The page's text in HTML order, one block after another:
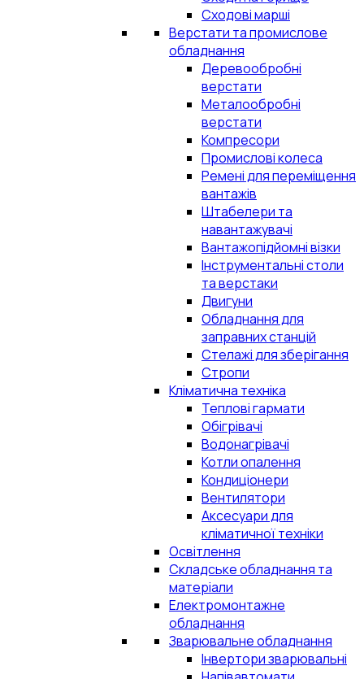
Сходові марші
Верстати та промислове
обладнання
Деревообробні
верстати
Металообробні
верстати
Компресори
Промислові колеса
Ремені для переміщення
вантажів
Штабелери та
навантажувачі
Вантажопідйомні візки
Інструментальні столи
та верстаки
Двигуни
Обладнання для
заправних станцій
Стелажі для зберігання
Стропи
Кліматична техніка
Теплові гармати
Обігрівачі
Водонагрівачі
Котли опалення
Кондиціонери
Вентилятори
Аксесуари для
кліматичної техніки
Освітлення
Складське обладнання та
матеріали
Електромонтажне
обладнання
Зварювальне обладнання
Інвертори зварювальні